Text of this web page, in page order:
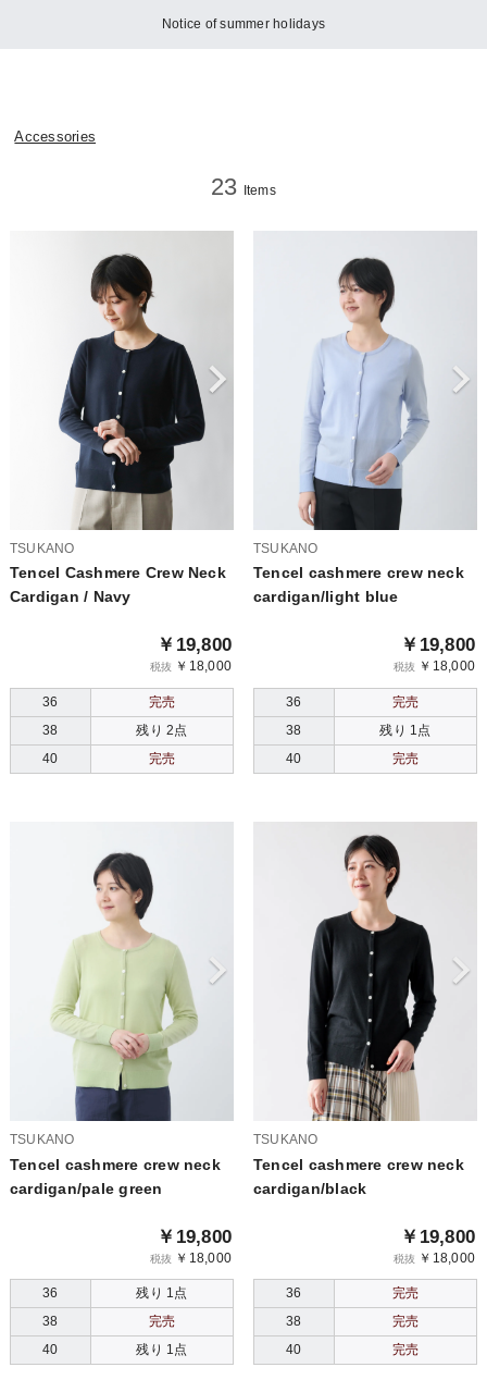
Notice of summer holidays
Accessories
23 Items
TSUKANO
Tencel Cashmere Crew Neck
Cardigan / Navy
￥19,800
税抜 ￥18,000
36
完売
38
残り 2点
40
完売
TSUKANO
Tencel cashmere crew neck
cardigan/light blue
￥19,800
税抜 ￥18,000
36
完売
38
残り 1点
40
完売
TSUKANO
Tencel cashmere crew neck
cardigan/pale green
￥19,800
税抜 ￥18,000
36
残り 1点
38
完売
40
残り 1点
TSUKANO
Tencel cashmere crew neck
cardigan/black
￥19,800
税抜 ￥18,000
36
完売
38
完売
40
完売